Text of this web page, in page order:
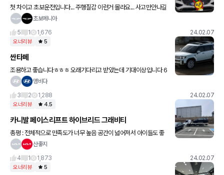
첫 차이고 초보운전입니다... 주행질감 이런거 몰라요... 사고만안나길
비는중임다.. 그래도 내차가생겨 기분이좋습니다. 겟차 통해 캐쉬백
초보메니아
5
1 1,676 24.02.07
오너리뷰 5
싼타페
조용하고 좋습니다ㅎㅎㅎ 오래기다리고 받았는데 기대이상입니다 6
인승이라 뒷자석 아주편하고 독립시트라서 뒤로 많이 제껴지고 좋아
이고 아
앵비다
3
2 1,288 24.02.07
오너리뷰 4.5
카니발 페이스리프트 하이브리드 그래비티
총평 : 전체적으로 만족도가 너무 높음 공간이 넓어져서 아이들도 좋
아하고 매일 카니발 타고 싶어함 늘어난 좌석으로 인해 부모님도 모
산좋지
4
1 1,873 24.02.07
오너리뷰 5